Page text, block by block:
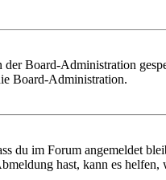
Board-Administration
Board-Administration.
du im Forum angemeldet
hast, kann es